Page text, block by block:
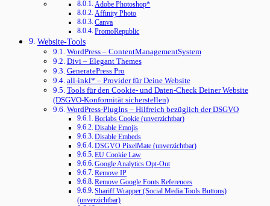
Adobe Photoshop*
Affinity Photo
Canva
PromoRepublic
Website-Tools
WordPress – ContentManagementSystem
Divi – Elegant Themes
GeneratePress Pro
all-inkl* – Provider für Deine Website
Tools für den Cookie- und Daten-Check Deiner Website
(DSGVO-Konformität sicherstellen)
WordPress-PlugIns – Hilfreich bezüglich der DSGVO
Borlabs Cookie (unverzichtbar)
Disable Emojis
Disable Embeds
DSGVO PixelMate (unverzichtbar)
EU Cookie Law
Google Analytics Opt-Out
Remove IP
Remove Google Fonts References
Shariff Wrapper (Social Media Tools Buttons)
(unverzichtbar)